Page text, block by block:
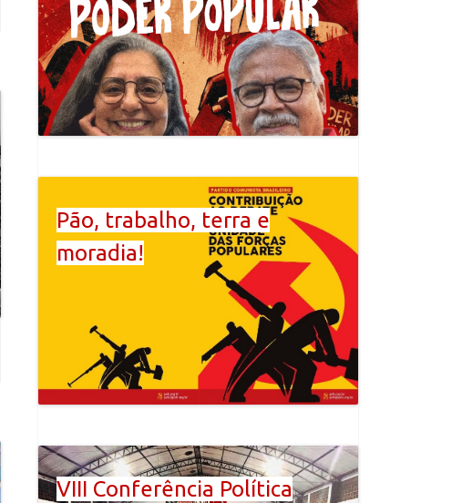
Pão, trabalho, terra e
moradia!
VIII Conferência Política